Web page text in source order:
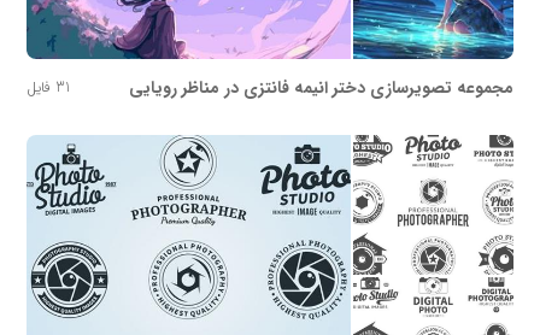
مجموعه تصویرسازی دختر انیمه فانتزی در مناظر رویایی 31 فایل